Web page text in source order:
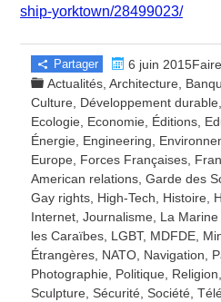
ship-yorktown/28499023/
Partager
6 juin
Actualités ,Architecture
Culture Développement durable
Ecologie Economie Éditions
Énergie Engineering
Europe Forces Françaises
American relations ,Garde des
Gay rights High-Tech Histoire
Internet ,Journalisme La
les Caraïbes LGBT, MDFDE
Étrangères NATO Navigation
Photographie Politique Religion
Sculpture Sécurité Société ,